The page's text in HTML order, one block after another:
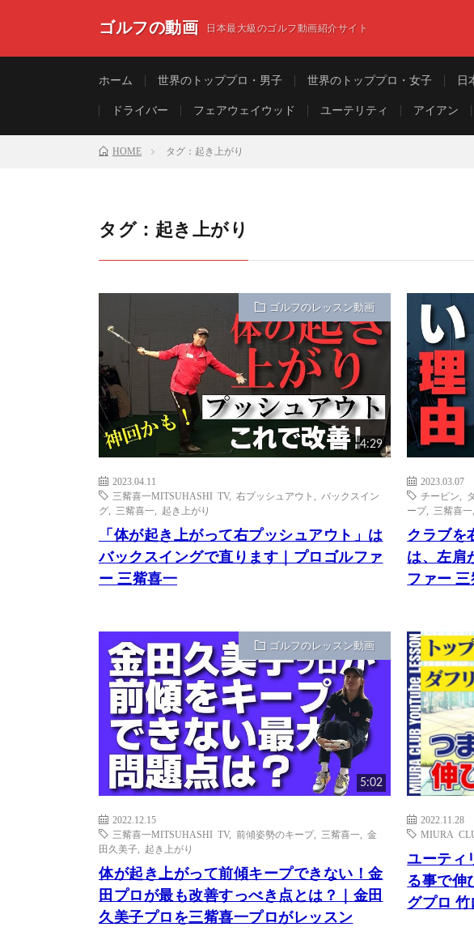
ゴルフの動画 日本最大級のゴルフ動画紹介サイト
ホーム 世界のトッププロ・男子 世界のトッププロ・女子 日
ドライバー フェアウェイウッド ユーテリティ アイアン
HOME タグ：起き上がり
タグ：起き上がり
ゴルフのレッスン動画
4:29
2023.04.11
三觜喜一MITSUHASHI TV, 右プッシュアウト
バックスイン
グ
三觜喜一 起き上がり
「体が起き上がって右プッシュアウト」は
バックスイングで直ります｜プロゴルファ
ー 三觜喜一
2023.03.07
チーピン
ープ, 三觜喜一
クラブを
は、左肩
ファー
ゴルフのレッスン動画
5:02
2022.12.15
三觜喜一MITSUHASHI TV, 前傾姿勢のキープ, 三觜喜一
金
田久美子
起き上がり
体が起き上がって前傾キープできない！金
田プロが最も改善すっべき点とは？｜金田
久美子プロを三觜喜一プロがレッスン
2022.11.28
MIURA
ユーティ
る事で伸
グプロ